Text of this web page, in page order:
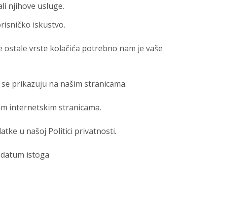
njihove usluge.
iskustvo.
vrste kolačića potrebno nam je vaše
prikazuju na našim stranicama.
internetskim stranicama.
u našoj Politici privatnosti.
istoga